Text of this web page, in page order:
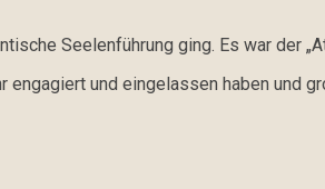
Seelenführung ging. Es war der
und eingelassen haben und